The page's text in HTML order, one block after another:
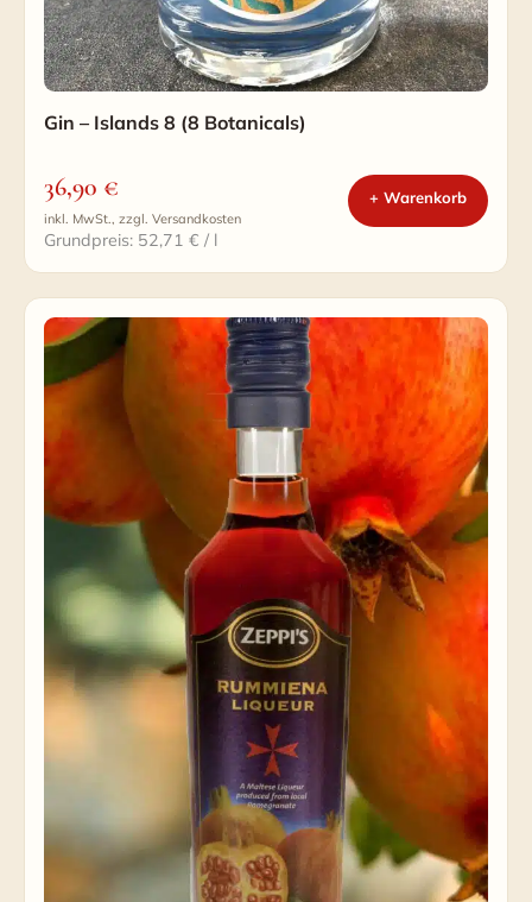
Gin – Islands 8 (8 Botanicals)
36,90 €
inkl. MwSt., zzgl. Versandkosten
+ Warenkorb
Grundpreis: 52,71 € / l